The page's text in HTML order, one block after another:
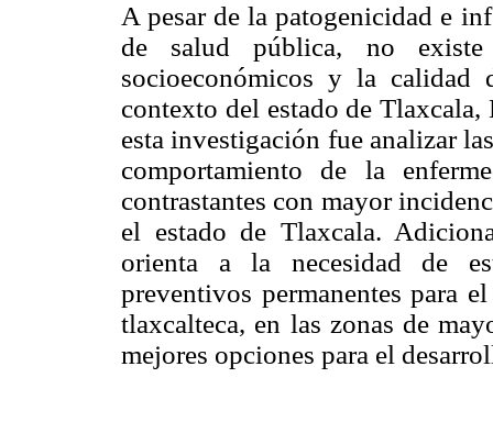
A pesar de la patogenicidad e
de salud pública, no
socioeconómicos y la
contexto del estado de
esta investigación fue analizar
comportamiento de la
contrastantes con mayor
el estado de Tlaxcala.
orienta a la necesidad de
preventivos permanentes para
tlaxcalteca, en las zonas de
mejores opciones para el